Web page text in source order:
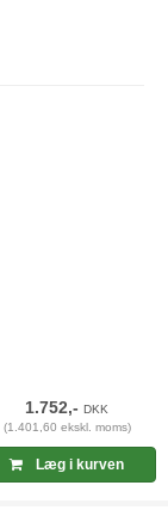
1.752,-DKK
(1.401,60 ekskl. moms)
Læg i kurven